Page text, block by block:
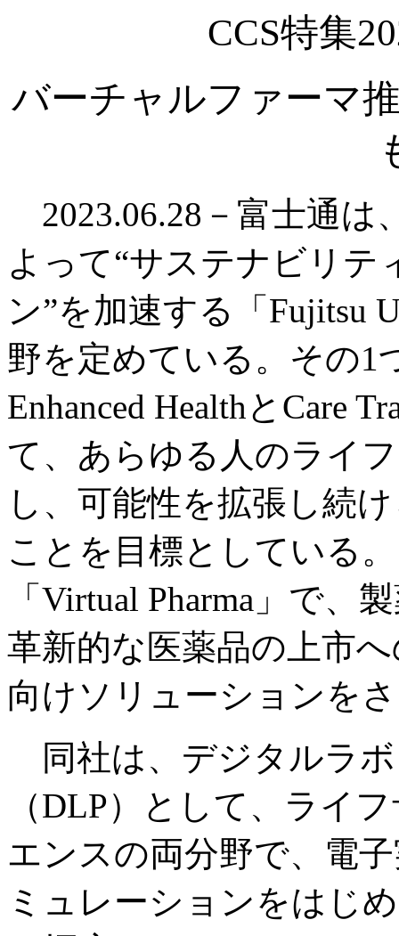
CCS特集
バーチャルファーマ
2023.06.28－富士通は
よって“サステナビリテ
ン”を加速する「Fujitsu
野を定めている。その1
Enhanced HealthとCare
て、あらゆる人のライ
し、可能性を拡張し続
ことを目標としている
「Virtual Pharma」で、
革新的な医薬品の上市
向けソリューションを
同社は、デジタルラ
（DLP）として、ライ
エンスの両分野で、電
ミュレーションをはじ